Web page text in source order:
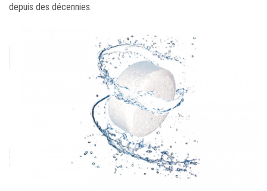
depuis des décennies.